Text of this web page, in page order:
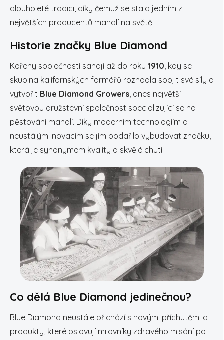
dlouholeté tradici, díky čemuž se stala jedním z
největších producentů mandlí na světě.
Historie značky Blue Diamond
Kořeny společnosti sahají až do roku 1910, kdy se
skupina kalifornských farmářů rozhodla spojit své síly a
vytvořit Blue Diamond Growers, dnes největší
světovou družstevní společnost specializující se na
pěstování mandlí. Díky moderním technologiím a
neustálým inovacím se jim podařilo vybudovat značku,
která je synonymem kvality a skvělé chuti.
Co dělá Blue Diamond jedinečnou?
Blue Diamond neustále přichází s novými příchutěmi a
produkty, které oslovují milovníky zdravého mlsání po